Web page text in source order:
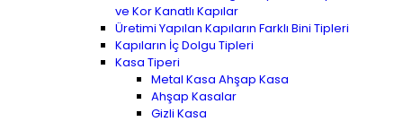
ve Kor Kanatlı Kapılar
Üretimi Yapılan Kapıların Farklı Bini Tipleri
Kapıların İç Dolgu Tipleri
Kasa Tiperi
Metal Kasa Ahşap Kasa
Ahşap Kasalar
Gizli Kasa